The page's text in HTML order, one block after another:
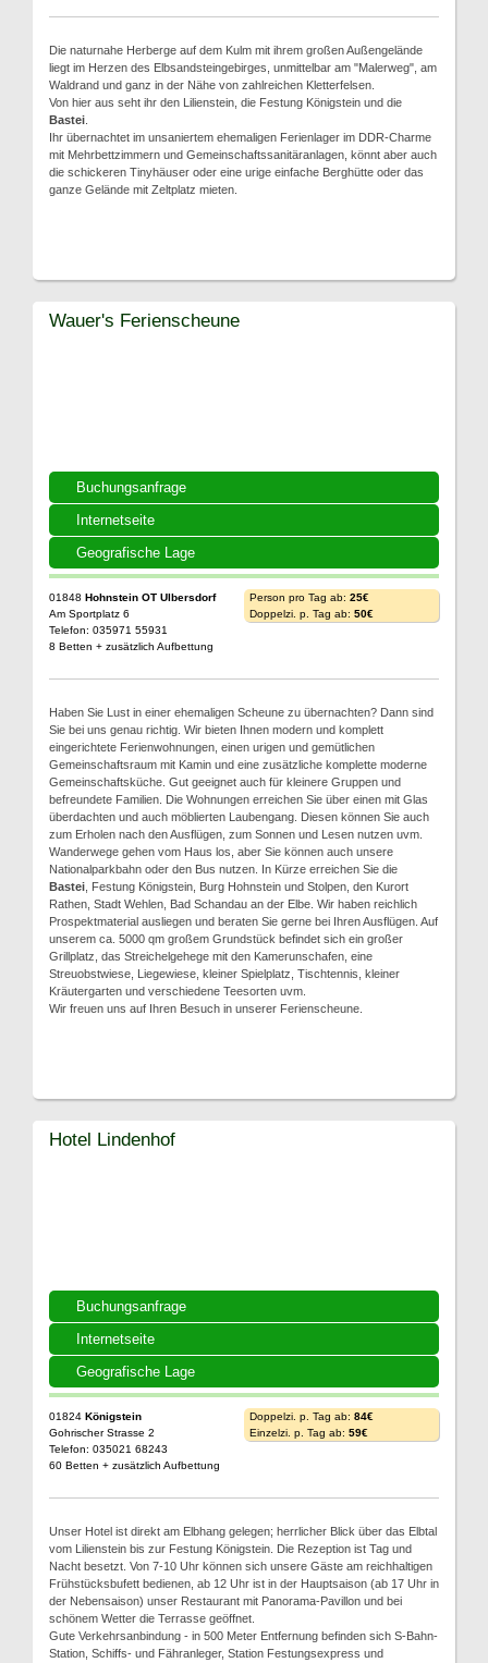
Die naturnahe Herberge auf dem Kulm mit ihrem großen Außengelände
liegt im Herzen des Elbsandsteingebirges, unmittelbar am "Malerweg", am
Waldrand und ganz in der Nähe von zahlreichen Kletterfelsen.
Von hier aus seht ihr den Lilienstein, die Festung Königstein und die
Bastei
Ihr übernachtet im unsaniertem ehemaligen Ferienlager im DDR-Charme
mit Mehrbettzimmern und Gemeinschaftssanitäranlagen, könnt aber auch
die schickeren Tinyhäuser oder eine urige einfache Berghütte oder das
ganze Gelände mit Zeltplatz mieten.
Buchungsanfrage
Internetseite
Geografische Lage
Wauer's Ferienscheune
01848 Hohnstein OT Ulbersdorf
Am Sportplatz 6
Telefon: 035971 55931
8 Betten + zusätzlich Aufbettung
Person pro Tag ab: 25€
Doppelzi. p. Tag ab: 50€
Haben Sie Lust in einer ehemaligen Scheune zu übernachten? Dann sind
Sie bei uns genau richtig. Wir bieten Ihnen modern und komplett
eingerichtete Ferienwohnungen, einen urigen und gemütlichen
Gemeinschaftsraum mit Kamin und eine zusätzliche komplette moderne
Gemeinschaftsküche. Gut geeignet auch für kleinere Gruppen und
befreundete Familien. Die Wohnungen erreichen Sie über einen mit Glas
überdachten und auch möblierten Laubengang. Diesen können Sie auch
zum Erholen nach den Ausflügen, zum Sonnen und Lesen nutzen uvm.
Wanderwege gehen vom Haus los, aber Sie können auch unsere
Nationalparkbahn oder den Bus nutzen. In Kürze erreichen Sie die
Bastei , Festung Königstein, Burg Hohnstein und Stolpen, den Kurort
Rathen, Stadt Wehlen, Bad Schandau an der Elbe. Wir haben reichlich
Prospektmaterial ausliegen und beraten Sie gerne bei Ihren Ausflügen. Auf
unserem ca. 5000 qm großem Grundstück befindet sich ein großer
Grillplatz, das Streichelgehege mit den Kamerunschafen, eine
Streuobstwiese, Liegewiese, kleiner Spielplatz, Tischtennis, kleiner
Kräutergarten und verschiedene Teesorten uvm.
Wir freuen uns auf Ihren Besuch in unserer Ferienscheune.
Buchungsanfrage
Internetseite
Geografische Lage
Hotel Lindenhof
01824 Königstein
Gohrischer Strasse 2
Telefon: 035021 68243
60 Betten + zusätzlich Aufbettung
Doppelzi. p. Tag ab: 84€
Einzelzi. p. Tag ab: 59€
Unser Hotel ist direkt am Elbhang gelegen; herrlicher Blick über das Elbtal
vom Lilienstein bis zur Festung Königstein. Die Rezeption ist Tag und
Nacht besetzt. Von 7-10 Uhr können sich unsere Gäste am reichhaltigen
Frühstücksbufett bedienen, ab 12 Uhr ist in der Hauptsaison (ab 17 Uhr in
der Nebensaison) unser Restaurant mit Panorama-Pavillon und bei
schönem Wetter die Terrasse geöffnet.
Gute Verkehrsanbindung - in 500 Meter Entfernung befinden sich S-Bahn-
Station, Schiffs- und Fähranleger, Station Festungsexpress und